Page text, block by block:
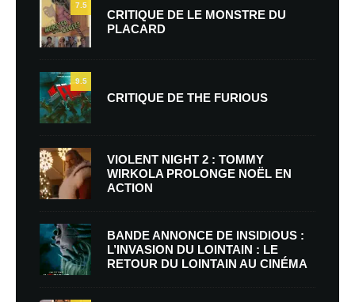
7.5
CRITIQUE DE LE MONSTRE DU
PLACARD
9.5
CRITIQUE DE THE FURIOUS
VIOLENT NIGHT 2 : TOMMY
WIRKOLA PROLONGE NOËL EN
ACTION
BANDE ANNONCE DE INSIDIOUS :
L’INVASION DU LOINTAIN : LE
RETOUR DU LOINTAIN AU CINÉMA